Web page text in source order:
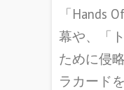
「Hands
幕や、「
ために侵
ラカード